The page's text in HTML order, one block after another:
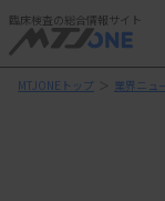
臨床検査の総合情報サイト
MTJONEトップ ＞ 業界ニュ